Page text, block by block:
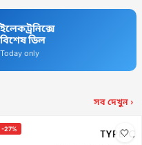
ইলেকট্রনিক্সে
বিশেষ ডিল
Today only
সব দেখুন ›
-27% 🤍